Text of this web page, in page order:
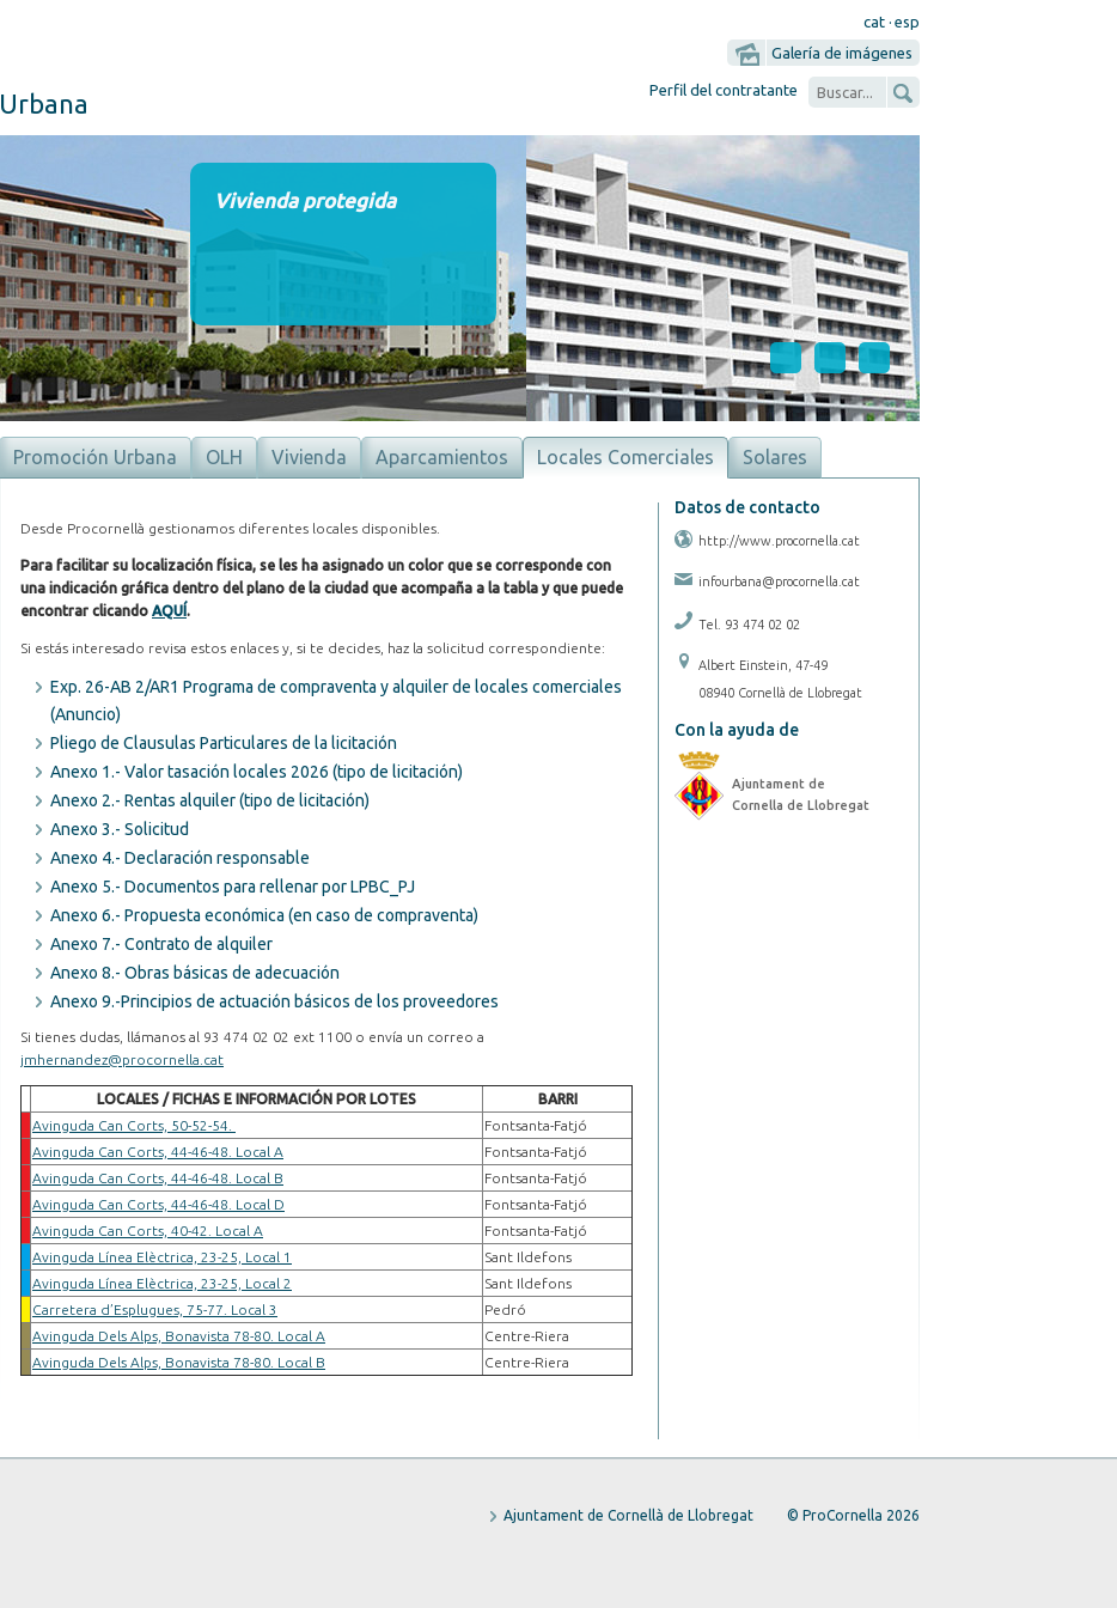
cat · esp
Galería de imágenes
Perfil del contratante
Urbana
Vivienda protegida
Promoción Urbana OLH Vivienda Aparcamientos Locales Comerciales Solares
Desde Procornellà gestionamos diferentes locales disponibles.
Para facilitar su localización física, se les ha asignado un color que se corresponde con
una indicación gráfica dentro del plano de la ciudad que acompaña a la tabla y que puede
encontrar clicando AQUÍ .
Si estás interesado revisa estos enlaces y, si te decides, haz la solicitud correspondiente:
Exp. 26-AB 2/AR1 Programa de compraventa y alquiler de locales comerciales
(Anuncio)
Pliego de Clausulas Particulares de la licitación
Anexo 1.- Valor tasación locales 2026 (tipo de licitación)
Anexo 2.- Rentas alquiler (tipo de licitación)
Anexo 3.- Solicitud
Anexo 4.- Declaración responsable
Anexo 5.- Documentos para rellenar por LPBC_PJ
Anexo 6.- Propuesta económica (en caso de compraventa)
Anexo 7.- Contrato de alquiler
Anexo 8.- Obras básicas de adecuación
Anexo 9.-Principios de actuación básicos de los proveedores
Si tienes dudas, llámanos al 93 474 02 02 ext 1100 o envía un correo a
jmhernandez@procornella.cat
LOCALES / FICHAS E INFORMACIÓN POR LOTES
BARRI
Avinguda Can Corts, 50-52-54.
Fontsanta-Fatjó
Avinguda Can Corts, 44-46-48. Local A
Fontsanta-Fatjó
Avinguda Can Corts, 44-46-48. Local B
Fontsanta-Fatjó
Avinguda Can Corts, 44-46-48. Local D
Fontsanta-Fatjó
Avinguda Can Corts, 40-42. Local A
Fontsanta-Fatjó
Avinguda Línea Elèctrica, 23-25, Local 1
Sant Ildefons
Avinguda Línea Elèctrica, 23-25, Local 2
Sant Ildefons
Carretera d’Esplugues, 75-77. Local 3
Pedró
Avinguda Dels Alps, Bonavista 78-80. Local A
Centre-Riera
Avinguda Dels Alps, Bonavista 78-80. Local B
Centre-Riera
Datos de contacto
http://www.procornella.cat
infourbana@procornella.cat
Tel. 93 474 02 02
Albert Einstein, 47-49
08940 Cornellà de Llobregat
Con la ayuda de
Ajuntament de
Cornella de Llobregat
Ajuntament de Cornellà de Llobregat © ProCornella 2026